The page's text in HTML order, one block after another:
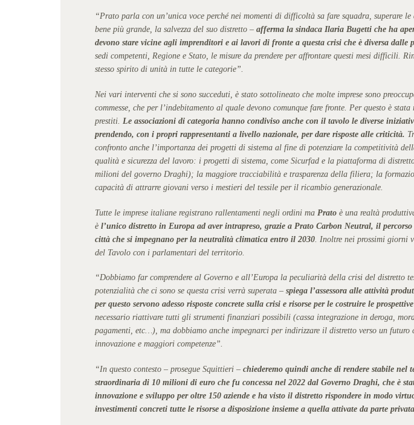
“Prato parla con un’unica voce perché nei momenti di difficoltà sa fare squadra, superare
bene più grande, la salvezza del suo distretto –afferma la sindaca Ilaria Bugetti che ha
devono stare vicine agli imprenditori e ai lavori di fronte a questa crisi che è diversa dalle
sedi competenti, Regione e Stato, le misure da prendere per affrontare questi mesi difficili.
stesso spirito di unità in tutte le categorie”.
Nei vari interventi che si sono succeduti, è stato sottolineato che molte imprese sono
commesse, che per l’indebitamento al quale devono comunque fare fronte. Per questo è
prestiti. Le associazioni di categoria hanno condiviso anche con il tavolo le diverse
prendendo, con i propri rappresentanti a livello nazionale, per dare risposte alle criticità.
confronto anche l’importanza dei progetti di sistema al fine di potenziare la competitività
qualità e sicurezza del lavoro: i progetti di sistema, come Sicurfad e la piattaforma di
milioni del governo Draghi); la maggiore tracciabilità e trasparenza della filiera; la
capacità di attrarre giovani verso i mestieri del tessile per il ricambio generazionale.
Tutte le imprese italiane registrano rallentamenti negli ordini ma Prato è una realtà
èl’unico distretto in Europa ad aver intrapreso, grazie a Prato Carbon Neutral, il
città che si impegnano per la neutralità climatica entro il 2030 . Inoltre nei prossimi giorni
del Tavolo con i parlamentari del territorio.
“Dobbiamo far comprendere al Governo e all’Europa la peculiarità della crisi del distretto
potenzialità che ci sono se questa crisi verrà superata –spiega l’assessora alle attività
per questo servono adesso risposte concrete sulla crisi e risorse per le costruire le
necessario riattivare tutti gli strumenti finanziari possibili (cassa integrazione in deroga,
pagamenti, etc…), ma dobbiamo anche impegnarci per indirizzare il distretto verso un futuro
innovazione e maggiori competenze”.
“In questo contesto – prosegue Squittieri –chiederemo quindi anche di rendere stabile nel
straordinaria di 10 milioni di euro che fu concessa nel 2022 dal Governo Draghi, che è
innovazione e sviluppo per oltre 150 aziende e ha visto il distretto rispondere in modo
investimenti concreti tutte le risorse a disposizione insieme a quella attivate da parte privata